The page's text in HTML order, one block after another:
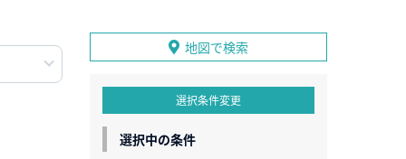
地図で検索
選択条件変更
選択中の条件